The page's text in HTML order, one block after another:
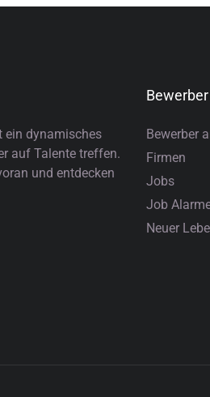
ein dynamisches
auf Talente treffen.
und entdecken
Bewerber
Bewerber
Firmen
Jobs
Job
Neuer